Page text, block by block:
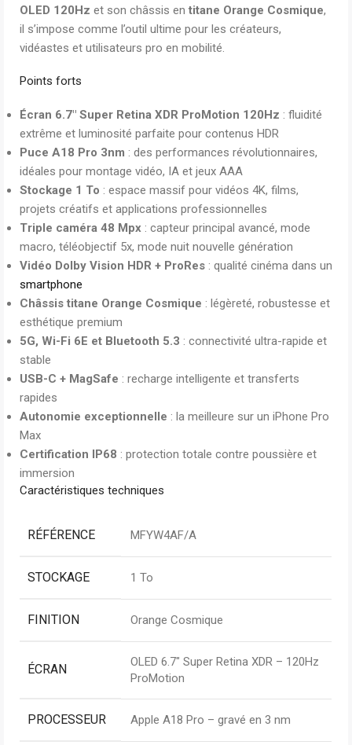
OLED 120Hz et son châssis en titane Orange Cosmique,
il s’impose comme l’outil ultime pour les créateurs,
vidéastes et utilisateurs pro en mobilité.
Points forts
Écran 6.7″ Super Retina XDR ProMotion 120Hz : fluidité
extrême et luminosité parfaite pour contenus HDR
Puce A18 Pro 3nm : des performances révolutionnaires,
idéales pour montage vidéo, IA et jeux AAA
Stockage 1 To : espace massif pour vidéos 4K, films,
projets créatifs et applications professionnelles
Triple caméra 48 Mpx : capteur principal avancé, mode
macro, téléobjectif 5x, mode nuit nouvelle génération
Vidéo Dolby Vision HDR + ProRes : qualité cinéma dans un
smartphone
Châssis titane Orange Cosmique : légèreté, robustesse et
esthétique premium
5G, Wi-Fi 6E et Bluetooth 5.3 : connectivité ultra-rapide et
stable
USB-C + MagSafe : recharge intelligente et transferts
rapides
Autonomie exceptionnelle : la meilleure sur un iPhone Pro
Max
Certification IP68 : protection totale contre poussière et
immersion
Caractéristiques techniques
RÉFÉRENCE MFYW4AF/A
STOCKAGE 1 To
FINITION Orange Cosmique
ÉCRAN
OLED 6.7″ Super Retina XDR – 120Hz
ProMotion
PROCESSEUR Apple A18 Pro – gravé en 3 nm